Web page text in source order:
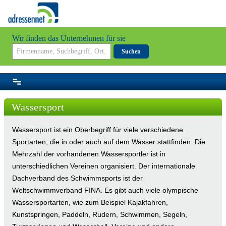
Wir finden das Unternehmen für sie
Suchen
Wassersport
Wassersport ist ein Oberbegriff für viele verschiedene
Sportarten, die in oder auch auf dem Wasser stattfinden. Die
Mehrzahl der vorhandenen Wassersportler ist in
unterschiedlichen Vereinen organisiert. Der internationale
Dachverband des Schwimmsports ist der
Weltschwimmverband FINA. Es gibt auch viele olympische
Wassersportarten, wie zum Beispiel Kajakfahren,
Kunstspringen, Paddeln, Rudern, Schwimmen, Segeln,